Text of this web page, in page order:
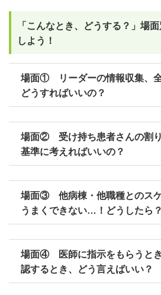
「こんなとき、どうする？」場
しよう！
場面① リーダーの情報収集、全
どうすればいいの？
場面② 受け持ち患者さんの割
基準に考えればいいの？
場面③ 他病棟・他職種とのス
うまくできない…！どうしたら？
場面④ 医師に指示をもらうと
認するとき、どう言えばいい？